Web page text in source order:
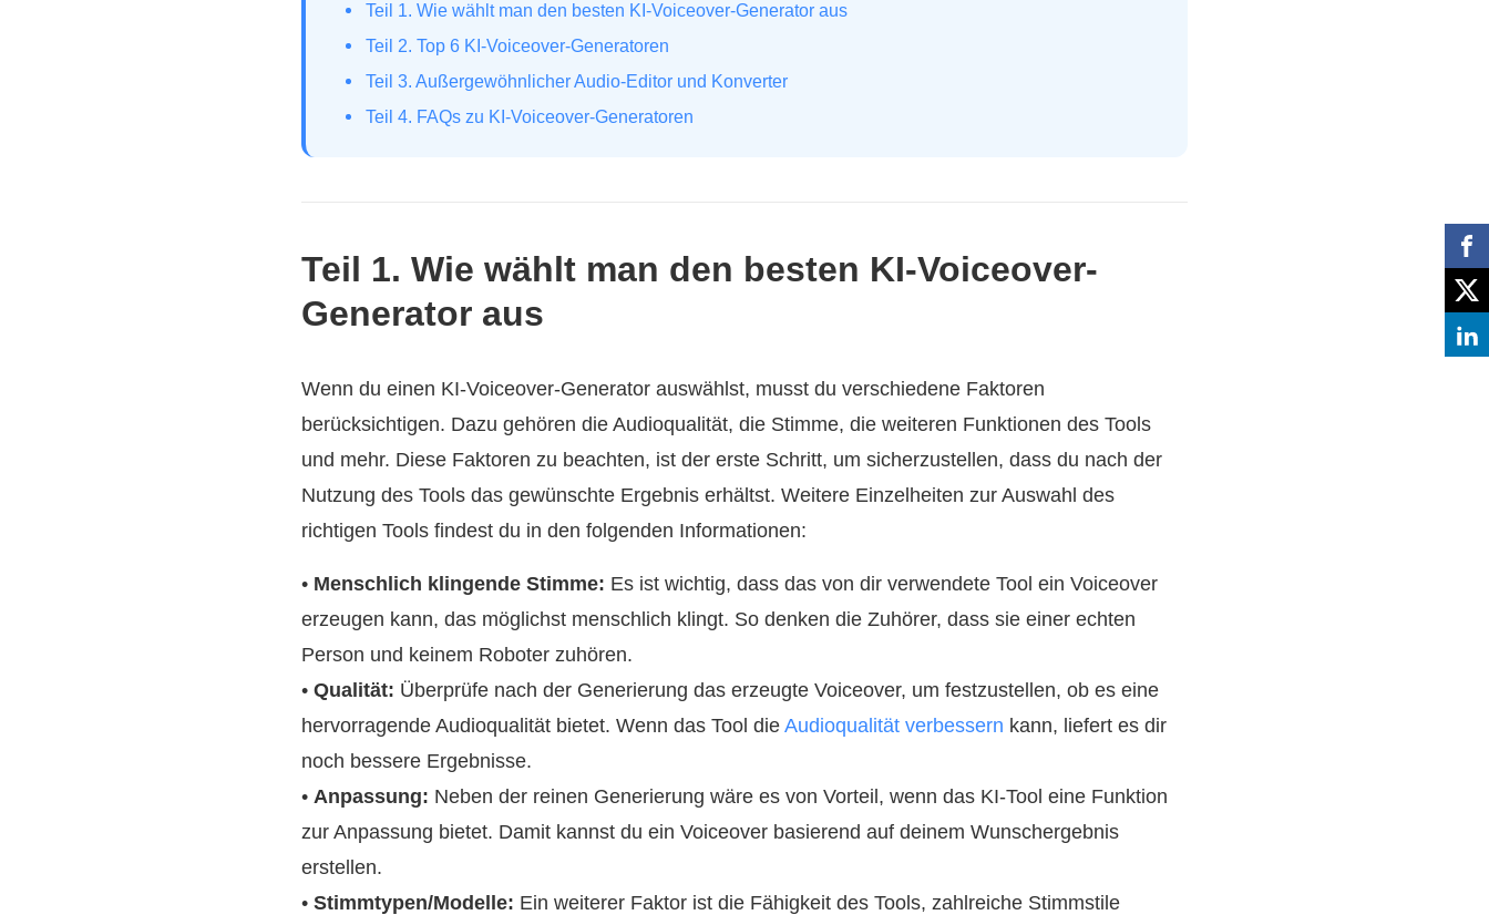
Teil 1. Wie wählt man den besten KI-Voiceover-Generator aus
Teil 2. Top 6 KI-Voiceover-Generatoren
Teil 3. Außergewöhnlicher Audio-Editor und Konverter
Teil 4. FAQs zu KI-Voiceover-Generatoren
Teil 1. Wie wählt man den besten KI-Voiceover-
Generator aus
Wenn du einen KI-Voiceover-Generator auswählst, musst du verschiedene Faktoren
berücksichtigen. Dazu gehören die Audioqualität, die Stimme, die weiteren Funktionen des Tools
und mehr. Diese Faktoren zu beachten, ist der erste Schritt, um sicherzustellen, dass du nach der
Nutzung des Tools das gewünschte Ergebnis erhältst. Weitere Einzelheiten zur Auswahl des
richtigen Tools findest du in den folgenden Informationen:
• Menschlich klingende Stimme: Es ist wichtig, dass das von dir verwendete Tool ein Voiceover
erzeugen kann, das möglichst menschlich klingt. So denken die Zuhörer, dass sie einer echten
Person und keinem Roboter zuhören.
• Qualität: Überprüfe nach der Generierung das erzeugte Voiceover, um festzustellen, ob es eine
hervorragende Audioqualität bietet. Wenn das Tool die Audioqualität verbessern kann, liefert es dir
noch bessere Ergebnisse.
• Anpassung: Neben der reinen Generierung wäre es von Vorteil, wenn das KI-Tool eine Funktion
zur Anpassung bietet. Damit kannst du ein Voiceover basierend auf deinem Wunschergebnis
erstellen.
• Stimmtypen/Modelle: Ein weiterer Faktor ist die Fähigkeit des Tools, zahlreiche Stimmstile